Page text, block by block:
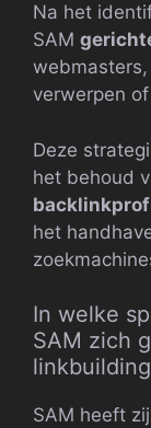
Na het
SAM
verwerpen
Deze
het behoud
het
In welke
SAM zich
SAM heeft